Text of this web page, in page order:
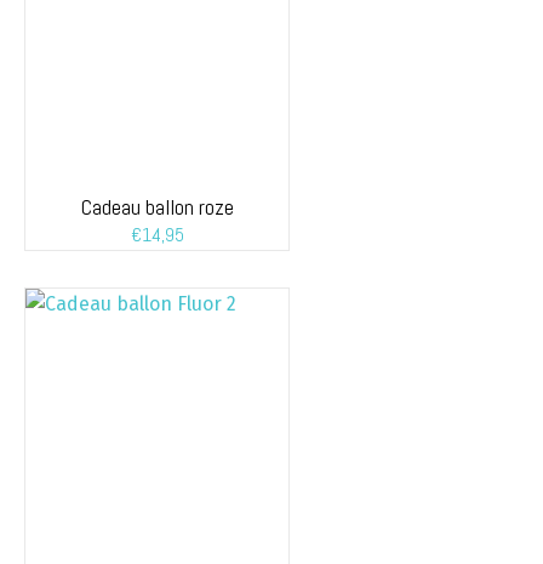
Cadeau ballon roze
€14,95